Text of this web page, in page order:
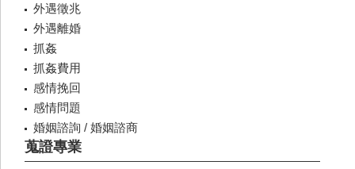
外遇徵兆
外遇離婚
抓姦
抓姦費用
感情挽回
感情問題
婚姻諮詢 / 婚姻諮商
蒐證專業